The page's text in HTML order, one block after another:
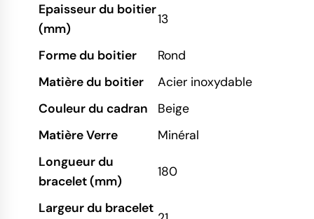
Epaisseur du boitier
(mm)
13
Forme du boitier
Rond
Matière du boitier
Acier inoxydable
Couleur du cadran
Beige
Matière Verre
Minéral
Longueur du
bracelet (mm)
180
Largeur du bracelet